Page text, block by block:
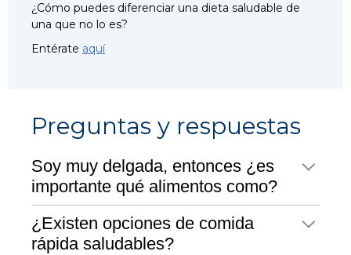
¿Cómo puedes diferenciar una dieta saludable de
una que no lo es?
Entérate aquí
Preguntas y respuestas
Soy muy delgada, entonces ¿es
importante qué alimentos como?
¿Existen opciones de comida
rápida saludables?